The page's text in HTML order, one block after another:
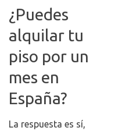
¿Puedes
alquilar tu
piso por un
mes en
España?
La respuesta es sí,